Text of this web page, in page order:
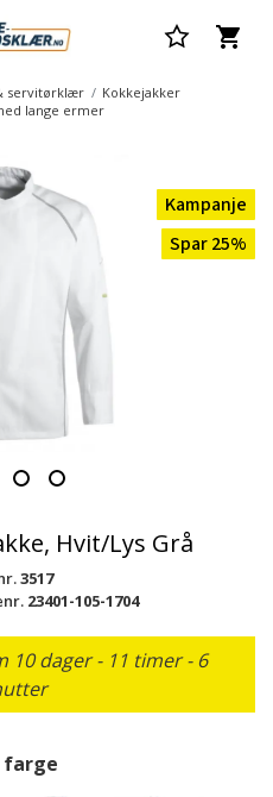
servitørklær
Kokkejakker
lange ermer
Kampanje
Spar 25%
Hvit/Lys Grå
3517
23401-105-1704
10 dager - 11 timer - 5
farge